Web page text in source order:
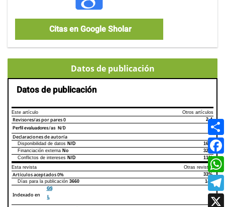
Citas en Google Sholar
Datos de publicación
Datos de publicación
Este artículo Otros artículos
Revisores/as por pares0 2.4
Perfil evaluadores/as N/D
Declaraciones de autoría
Declaraciones de autoríaEste artículo
Disponibilidad de datos N/D
16%
Financiación externa No
32%
Conflictos de intereses N/D
11%
Esta revista
Otras revistas
Artículos aceptados0%
33%
Días para la publicación 3660 145
Indexado en
GS
L